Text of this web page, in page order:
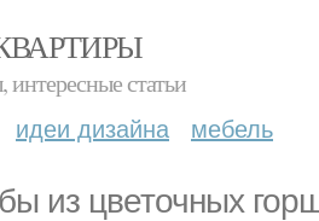
статьи
идеи дизайна мебель
из цветочных